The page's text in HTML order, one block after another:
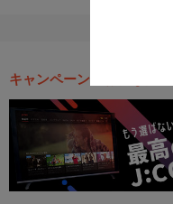
キャンペーン・お得な情報